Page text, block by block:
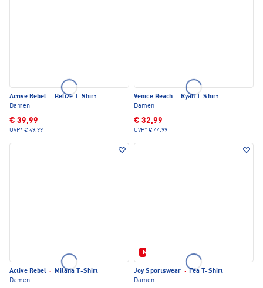
Active Rebel ·
Belize T-Shirt
Damen
€ 39,99
UVP* € 49,99
Venice Beach ·
Ryah T-Shirt
Damen
€ 32,99
UVP* € 44,99
Active Rebel ·
Milana T-Shirt
Damen
Neu
Joy Sportswear · Fea T-Shirt
Damen